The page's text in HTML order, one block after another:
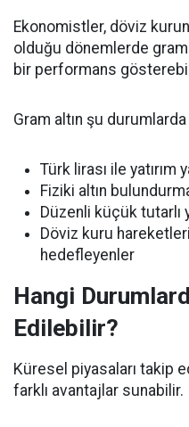
Ekonomistler, döviz
olduğu dönemlerde gram
bir performans
Gram altın şu
Türk lirası ile
Fiziki altın
Düzenli küçük tutarlı
Döviz kuru
hedefleyenler
Hangi
Edilebilir?
Küresel piyasaları takip
farklı avantajlar sunabilir.